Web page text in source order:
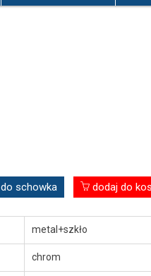
do schowka dodaj do
metal+szkło
chrom